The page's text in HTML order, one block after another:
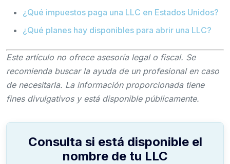
¿Qué impuestos paga una LLC en Estados Unidos?
¿Qué planes hay disponibles para abrir una LLC?
Este artículo no ofrece asesoría legal o fiscal. Se
recomienda buscar la ayuda de un profesional en caso
de necesitarla. La información proporcionada tiene
fines divulgativos y está disponible públicamente.
Consulta si está disponible el
nombre de tu LLC